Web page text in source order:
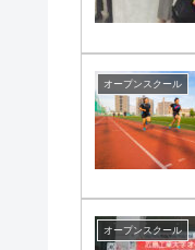
オープンスクール
オープンスクール